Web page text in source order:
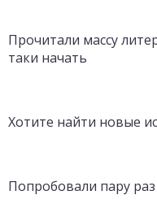
Прочитали массу
таки начать
Хотите найти новые
Попробовали пару